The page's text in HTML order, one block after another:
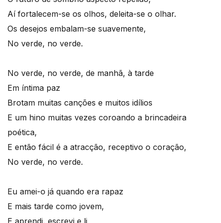
Aí fortalecem-se os olhos, deleita-se o olhar.
Os desejos embalam-se suavemente,
No verde, no verde.
No verde, no verde, de manhã, à tarde
Em íntima paz
Brotam muitas canções e muitos idílios
E um hino muitas vezes coroando a brincadeira
poética,
E então fácil é a atracção, receptivo o coração,
No verde, no verde.
Eu amei-o já quando era rapaz
E mais tarde como jovem,
E aprendi, escrevi e li